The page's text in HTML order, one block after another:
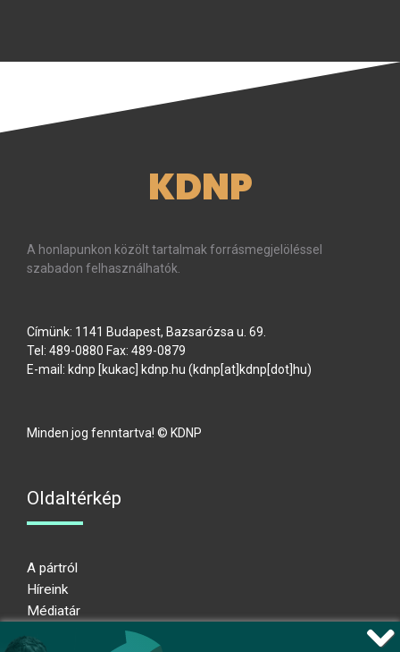
KDNP
A honlapunkon közölt tartalmak forrásmegjelöléssel
szabadon felhasználhatók.
Címünk: 1141 Budapest, Bazsarózsa u. 69.
Tel: 489-0880 Fax: 489-0879
E-mail: kdnp [kukac] kdnp.hu (kdnp[at]kdnp[dot]hu)
Minden jog fenntartva! © KDNP
Oldaltérkép
A pártról
Híreink
Médiatár